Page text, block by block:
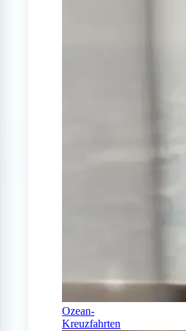
Ozean-
Kreuzfahrten